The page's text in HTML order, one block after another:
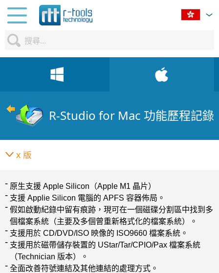
R-Studio for Mac 功能歷程記錄
x 版
原生支援 Apple Silicon（Apple M1 晶片）
支援 Applie Silicon 電腦的 APFS 容器佈局。
假如啟動紀錄中留有痕跡，現可在一個磁碟分割區中找到多
個檔案系統（主要及多個曾重新格式化的檔案系統）。
支援用於 CD/DVD/ISO 映像的 ISO9660 檔案系統。
支援用於磁帶儲存裝置的 UStar/Tar/CPIO/Pax 檔案系統
（Technician 版本）。
全面改善符號連結及其他連結的處理方式。